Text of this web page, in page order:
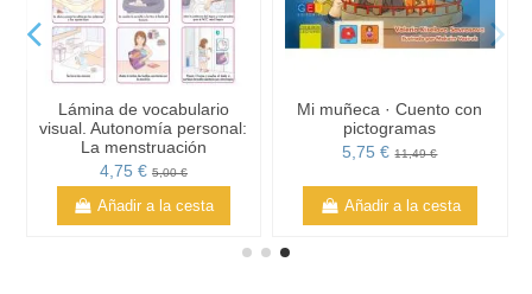
Lámina de vocabulario
visual. Autonomía personal:
La menstruación
4,75 € 5,00 €
Añadir a la cesta
Mi muñeca · Cuento con
pictogramas
5,75 €11,49 €
Añadir a la cesta